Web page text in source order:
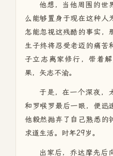
他想，当他周围的世
么能够置身于现在这种人
怎能忽视这残酷的事实，
生子终将忍受老迈的痛苦
子立志离家修行，带着
果，矢志不渝。
于是，在一个深夜，
和罗喉罗最后一眼，便迅
他毅然抛弃了自己熟悉的
求道生活。时年29岁。
出家后，乔达摩先后